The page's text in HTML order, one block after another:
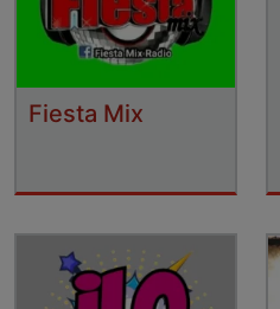
Fiesta Mix